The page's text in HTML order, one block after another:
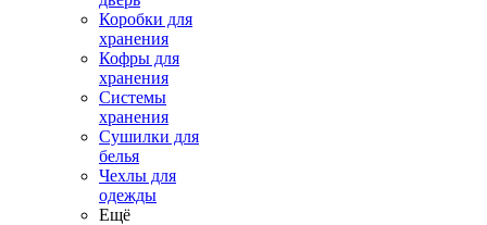
Коробки для
хранения
Кофры для
хранения
Системы
хранения
Сушилки для
белья
Чехлы для
одежды
Ещё